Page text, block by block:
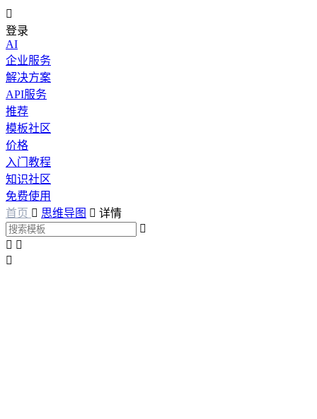

登录
AI
企业服务
解决方案
API服务
推荐
模板社区
价格
入门教程
知识社区
免费使用
首页  思维导图  详情

 
